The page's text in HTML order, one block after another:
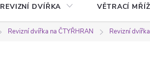
REVIZNÍ DVÍŘKA VĚTRACÍ
Revizní dvířka na ČTYŘHRAN Revizní